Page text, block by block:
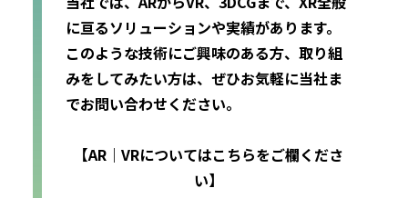
に亘るソリューションや実績があります。
このような技術にご興味のある方、取り組
みをしてみたい方は、ぜひお気軽に当社ま
でお問い合わせください。
【AR｜VRについてはこちらをご欄くださ
い】